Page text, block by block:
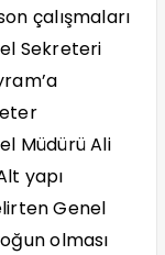
çalışmaları
Sekreteri
Müdürü Ali
yapı
Genel
olması